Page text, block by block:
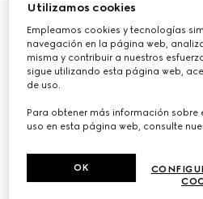
Trolley de cabina plus Gucci
MXN 81,400
Variaciones Lona GG Supreme gris
Utilizamos cookies
Empleamos cookies y tecnologías
navegación en la página web,
misma y contribuir a nuestros
sigue utilizando esta página web,
de uso.
Para obtener más información sobre
uso en esta página web, consulte
OK